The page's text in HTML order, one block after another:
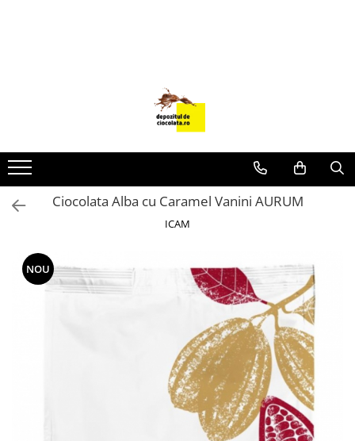
GLAZURI, UMPLUTURI, CREME
USTENSILE SI FORME SILICON
PASTA DE ZAHAR
DIVERSE
FRISCA, UNT, LAPTE CONDENSAT
Ciocolata Alba cu Caramel Vanini AURUM
ICAM
NOU